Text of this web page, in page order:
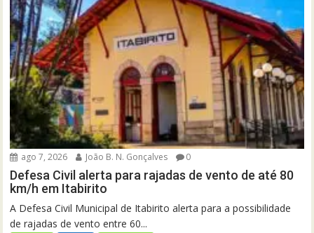
ago 7, 2026 João B. N. Gonçalves 0
Defesa Civil alerta para rajadas de vento de até 80
km/h em Itabirito
A Defesa Civil Municipal de Itabirito alerta para a possibilidade
de rajadas de vento entre 60...